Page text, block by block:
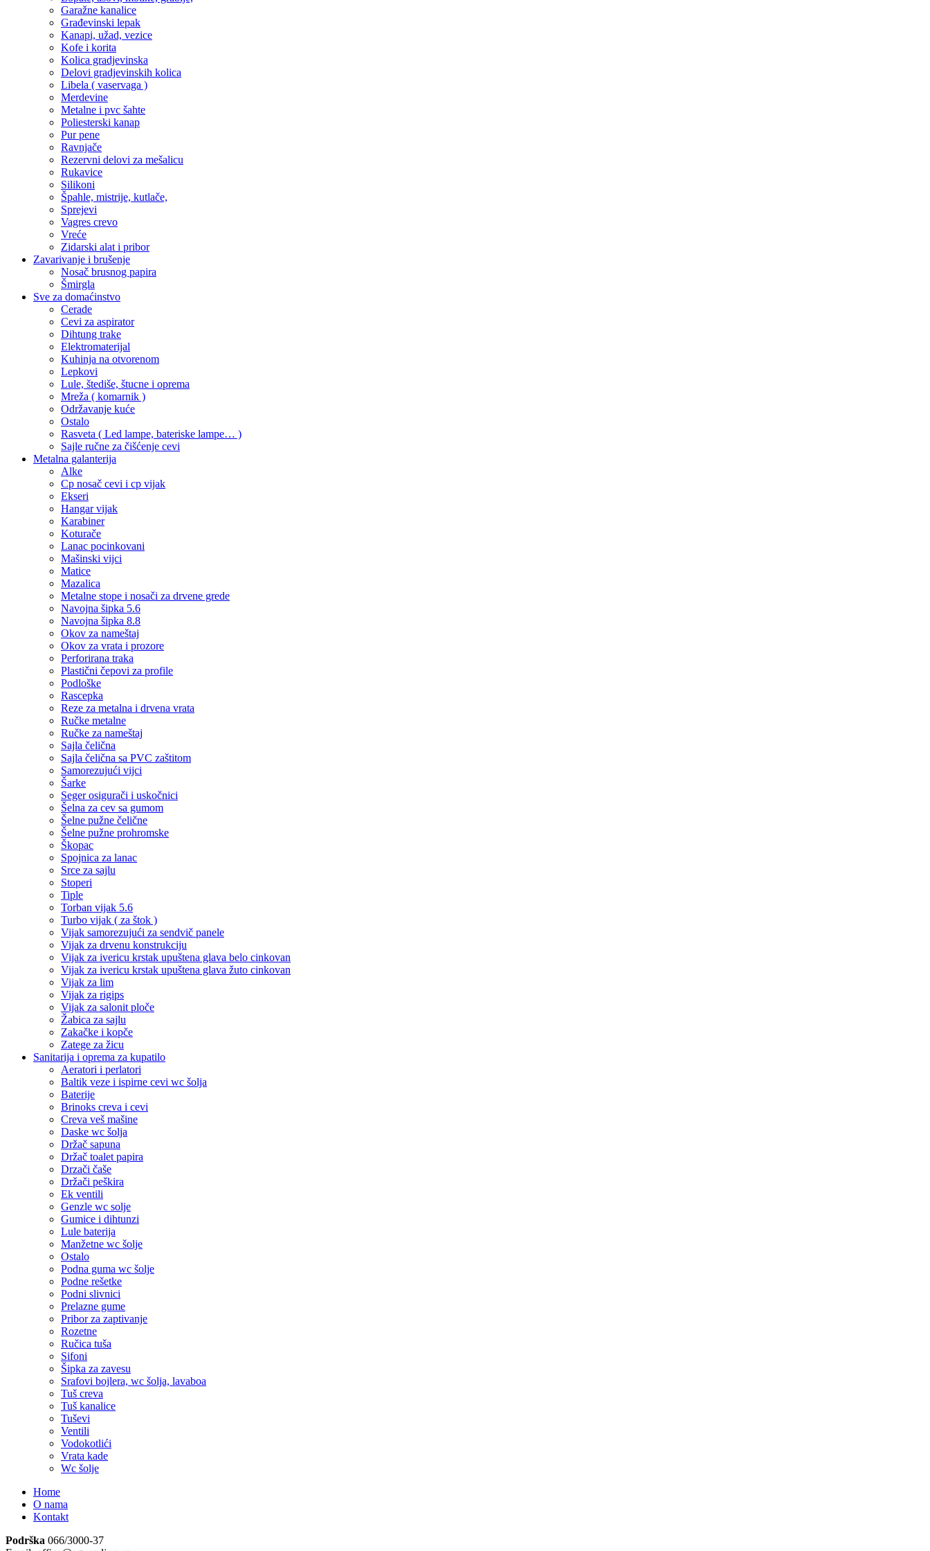
Garažne kanalice
Građevinski lepak
Kanapi, užad, vezice
Kofe i korita
Kolica gradjevinska
Delovi gradjevinskih kolica
Libela ( vaservaga )
Merdevine
Metalne i pvc šahte
Poliesterski kanap
Pur pene
Ravnjače
Rezervni delovi za mešalicu
Rukavice
Silikoni
Špahle, mistrije, kutlače,
Sprejevi
Vagres crevo
Vreće
Zidarski alat i pribor
Zavarivanje i brušenje
Nosač brusnog papira
Šmirgla
Sve za domaćinstvo
Cerade
Cevi za aspirator
Dihtung trake
Elektromaterijal
Kuhinja na otvorenom
Lepkovi
Lule, štediše, štucne i oprema
Mreža ( komarnik )
Održavanje kuće
Ostalo
Rasveta ( Led lampe, bateriske lampe… )
Sajle ručne za čišćenje cevi
Metalna galanterija
Alke
Cp nosač cevi i cp vijak
Ekseri
Hangar vijak
Karabiner
Koturače
Lanac pocinkovani
Mašinski vijci
Matice
Mazalica
Metalne stope i nosači za drvene grede
Navojna šipka 5.6
Navojna šipka 8.8
Okov za nameštaj
Okov za vrata i prozore
Perforirana traka
Plastični čepovi za profile
Podloške
Rascepka
Reze za metalna i drvena vrata
Ručke metalne
Ručke za nameštaj
Sajla čelična
Sajla čelična sa PVC zaštitom
Samorezujući vijci
Šarke
Seger osigurači i uskočnici
Šelna za cev sa gumom
Šelne pužne čelične
Šelne pužne prohromske
Škopac
Spojnica za lanac
Srce za sajlu
Stoperi
Tiple
Torban vijak 5.6
Turbo vijak ( za štok )
Vijak samorezujući za sendvič panele
Vijak za drvenu konstrukciju
Vijak za ivericu krstak upuštena glava belo cinkovan
Vijak za ivericu krstak upuštena glava žuto cinkovan
Vijak za lim
Vijak za rigips
Vijak za salonit ploče
Žabica za sajlu
Zakačke i kopče
Zatege za žicu
Sanitarija i oprema za kupatilo
Aeratori i perlatori
Baltik veze i ispirne cevi wc šolja
Baterije
Brinoks creva i cevi
Creva veš mašine
Daske wc šolja
Držač sapuna
Držač toalet papira
Drzači čaše
Držači peškira
Ek ventili
Genzle wc solje
Gumice i dihtunzi
Lule baterija
Manžetne wc šolje
Ostalo
Podna guma wc šolje
Podne rešetke
Podni slivnici
Prelazne gume
Pribor za zaptivanje
Rozetne
Ručica tuša
Sifoni
Šipka za zavesu
Srafovi bojlera, wc šolja, lavaboa
Tuš creva
Tuš kanalice
Tuševi
Ventili
Vodokotlići
Vrata kade
Wc šolje
Home
O nama
Kontakt
Podrška 066/3000-37